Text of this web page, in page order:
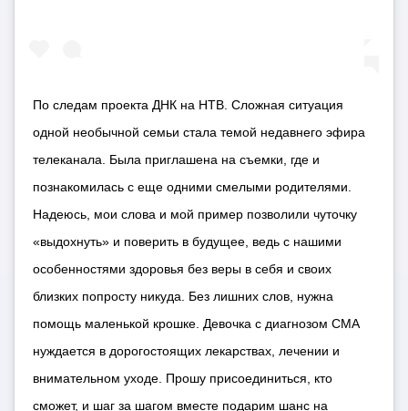
По следам проекта ДНК на НТВ. Сложная ситуация
одной необычной семьи стала темой недавнего эфира
телеканала. Была приглашена на съемки, где и
познакомилась с еще одними смелыми родителями.
Надеюсь, мои слова и мой пример позволили чуточку
«выдохнуть» и поверить в будущее, ведь с нашими
особенностями здоровья без веры в себя и своих
близких попросту никуда. Без лишних слов, нужна
помощь маленькой крошке. Девочка с диагнозом СМА
нуждается в дорогостоящих лекарствах, лечении и
внимательном уходе. Прошу присоединиться, кто
сможет, и шаг за шагом вместе подарим шанс на